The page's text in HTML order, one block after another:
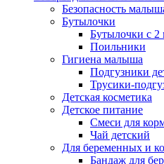
Безопасность
Бутылочки
Бутылочки с 2
Поильники
Гигиена малыша
Подгузники
Трусики-
Детская косметика
Детское питание
Смеси для
Чай детский
Для беременных и
Бандаж для